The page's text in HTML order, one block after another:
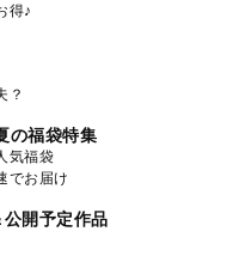
得♪
？
の福袋特集
気福袋
でお届け
公開予定作品